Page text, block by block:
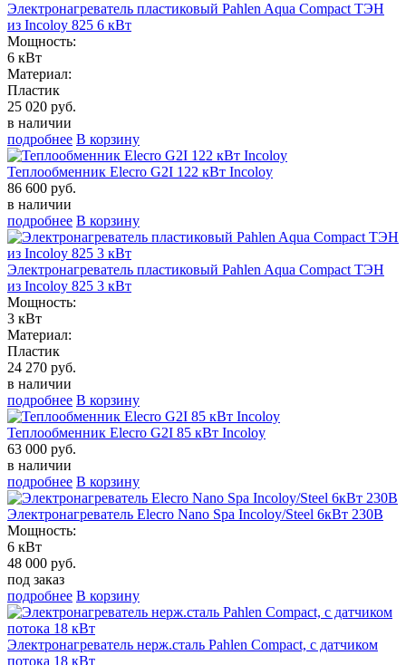
Электронагреватель пластиковый Pahlen Aqua Compact ТЭН
из Incoloy 825 6 кВт
Мощность:
6 кВт
Материал:
Пластик
25 020 руб.
в наличии
подробнее В корзину
Теплообменник Elecro G2I 122 кВт Incoloy
86 600 руб.
в наличии
подробнее В корзину
Электронагреватель пластиковый Pahlen Aqua Compact ТЭН
из Incoloy 825 3 кВт
Мощность:
3 кВт
Материал:
Пластик
24 270 руб.
в наличии
подробнее В корзину
Теплообменник Elecro G2I 85 кВт Incoloy
63 000 руб.
в наличии
подробнее В корзину
Электронагреватель Elecro Nano Spa Incoloy/Steel 6кВт 230В
Мощность:
6 кВт
48 000 руб.
под заказ
подробнее В корзину
Электронагреватель нерж.сталь Pahlen Compact, с датчиком
потока 18 кВт